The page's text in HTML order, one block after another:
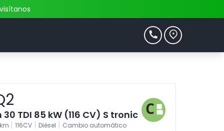
TDI 85 kW (116 CV) S tronic
| 116CV | Diésel | Cambio automático